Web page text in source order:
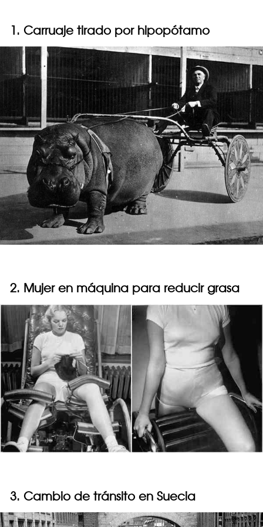
1. Carruaje tirado por hipopótamo
2. Mujer en máquina para reducir grasa
3. Cambio de tránsito en Suecia